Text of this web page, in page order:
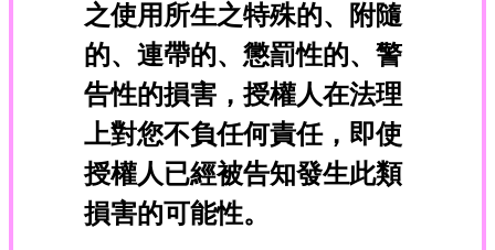
之使用所生之特殊的、附隨
的、連帶的、懲罰性的、警
告性的損害，授權人在法理
上對您不負任何責任，即使
授權人已經被告知發生此類
損害的可能性。